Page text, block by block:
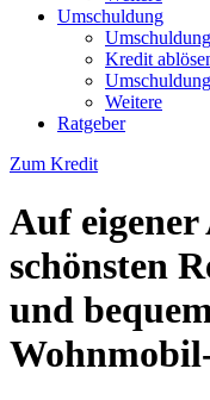
Umschuldung
Umschuldung
Kredit
Weitere
Ratgeber
Zum Kredit
Auf eigener
schönsten
und